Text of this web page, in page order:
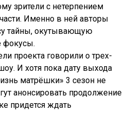
зрители с нетерпением
Именно в ней авторы
тайны, окутывающую
фокусы.
проекта говорили о трех-
И хотя пока дату выхода
матрёшки» 3 сезон не
анонсировать продолжение
придется ждать